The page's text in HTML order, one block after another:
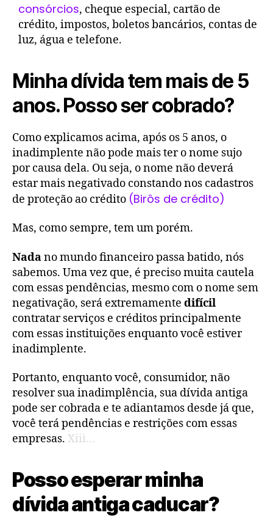
consórcios, cheque especial, cartão de
crédito, impostos, boletos bancários, contas de
luz, água e telefone.
Minha dívida tem mais de 5
anos. Posso ser cobrado?
Como explicamos acima, após os 5 anos, o
inadimplente não pode mais ter o nome sujo
por causa dela. Ou seja, o nome não deverá
estar mais negativado constando nos cadastros
de proteção ao crédito (Birôs de crédito)
Mas, como sempre, tem um porém.
Nadano mundo financeiro passa batido, nós
sabemos. Uma vez que, é preciso muita cautela
com essas pendências, mesmo com o nome sem
negativação, será extremamente difícil
contratar serviços e créditos principalmente
com essas instituições enquanto você estiver
inadimplente.
Portanto, enquanto você, consumidor, não
resolver sua inadimplência, sua dívida antiga
pode ser cobrada e te adiantamos desde já que,
você terá pendências e restrições com essas
empresas. Xiii…
Posso esperar minha
dívida antiga caducar?